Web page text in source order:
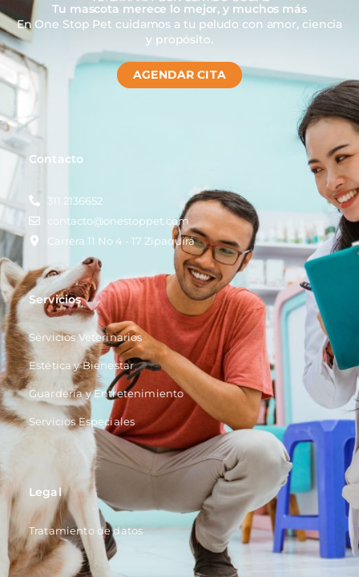
Tu mascota merece lo mejor, y muchos más
En One Stop Pet cuidamos a tu peludo con amor, ciencia
y propósito.
AGENDAR CITA
Contacto
311 2136652
contacto@onestoppet.com
Carrera 11 No 4 - 17 Zipaquirá
Servicios
Servicios Veterinarios
Estética y Bienestar
Guardería y Entretenimiento
Servicios Especiales
Legal
Tratamiento de datos